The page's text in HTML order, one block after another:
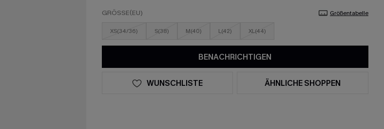
GRÖSSE(EU) Größentabelle
XS(34/36) S(38) M(40) L(42) XL(44)
BENACHRICHTIGEN
WUNSCHLISTE ÄHNLICHE SHOPPEN